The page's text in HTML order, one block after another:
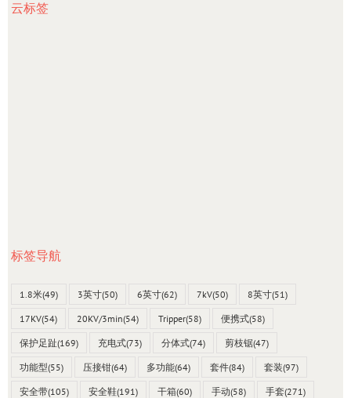
云标签
标签导航
1.8米(49) 3英寸(50) 6英寸(62) 7kV(50) 8英寸(51)
17KV(54) 20KV/3min(54) Tripper(58) 便携式(58)
保护足趾(169) 充电式(73) 分体式(74) 剪枝锯(47)
功能型(55) 压接钳(64) 多功能(64) 套件(84) 套装(97)
安全带(105) 安全鞋(191) 干箱(60) 手动(58) 手套(271)